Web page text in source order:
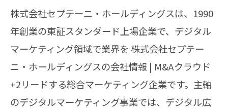
株式会社セプテーニ・ホールディングスは、1990
年創業の東証スタンダード上場企業で、デジタル
マーケティング領域で業界を 株式会社セプテー
ニ・ホールディングスの会社情報 | M&Aクラウド
+2リードする総合マーケティング企業です。主軸
のデジタルマーケティング事業では、デジタル広